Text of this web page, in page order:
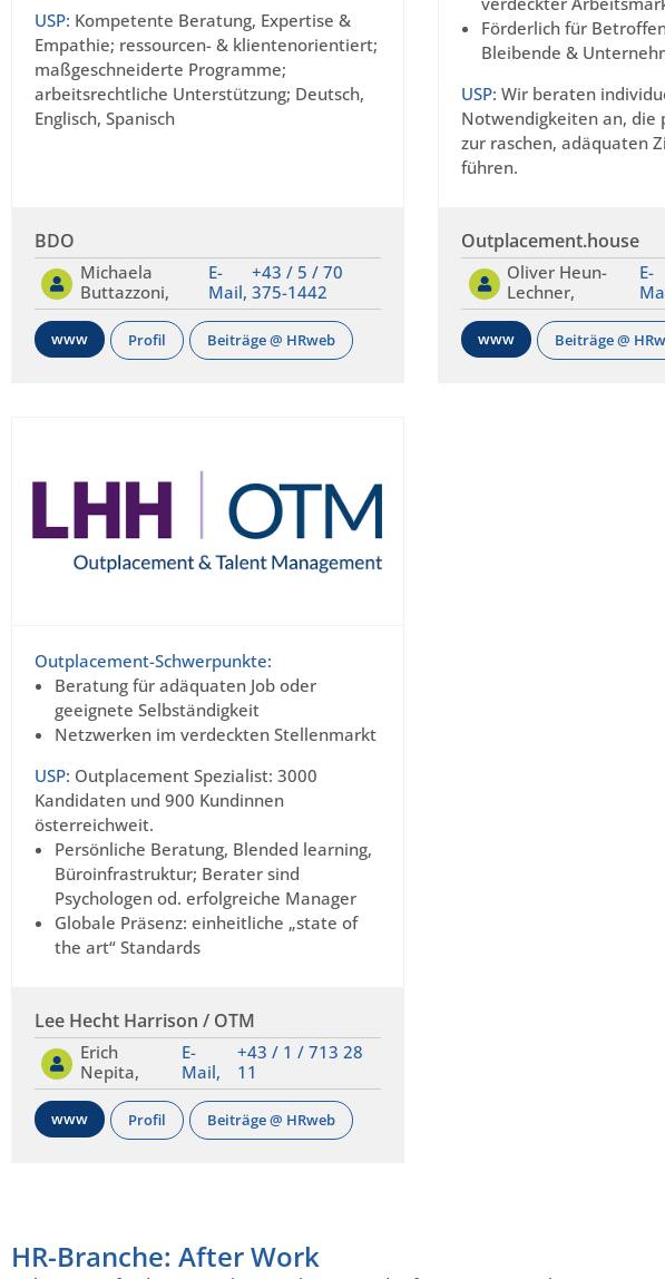
USP: Kompetente Beratung, Expertise &
Empathie; ressourcen- & klientenorientiert;
maßgeschneiderte Programme;
arbeitsrechtliche Unterstützung; Deutsch,
Englisch, Spanisch
BDO
Michaela
Buttazzoni,
E-
Mail,
+43 / 5 / 70
375-1442
www Profil Beiträge @ HRweb
Förderlich für
Bleibende &
USP: Wir beraten
Notwendigkeiten an, die
zur raschen, adäquaten
führen.
Outplacement.house
Oliver Heun-
Lechner,
E-
www Beiträge @
Outplacement-Schwerpunkte:
Beratung für adäquaten Job oder
geeignete Selbständigkeit
Netzwerken im verdeckten Stellenmarkt
USP: Outplacement Spezialist: 3000
Kandidaten und 900 Kundinnen
österreichweit.
Persönliche Beratung, Blended learning,
Büroinfrastruktur; Berater sind
Psychologen od. erfolgreiche Manager
Globale Präsenz: einheitliche „state of
the art“ Standards
Lee Hecht Harrison / OTM
Erich
Nepita,
E-
Mail,
+43 / 1 / 713 28
11
www Profil Beiträge @ HRweb
HR-Branche: After Work